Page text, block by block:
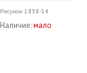
Рисунок 1838-14
Наличие:мало